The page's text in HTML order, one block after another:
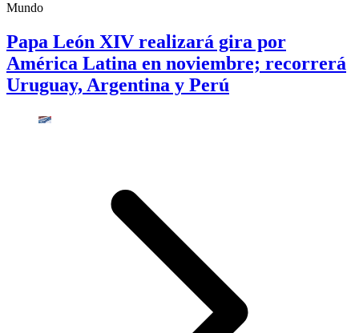
Mundo
Papa León XIV realizará gira por
América Latina en noviembre; recorrerá
Uruguay, Argentina y Perú